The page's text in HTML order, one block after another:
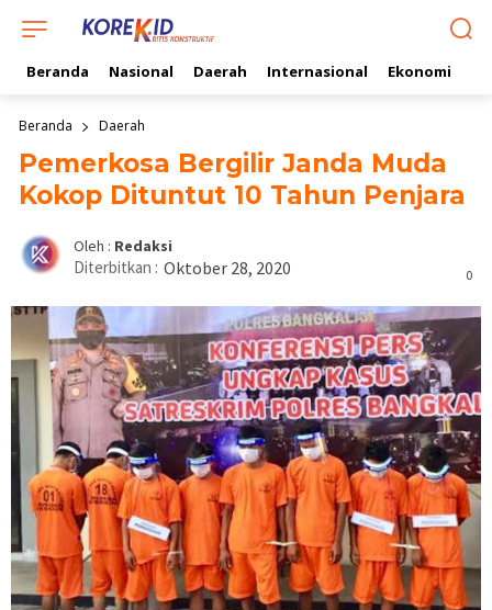
Beranda Nasional Daerah Internasional Ekonomi
Beranda Daerah
Pemerkosa Bergilir Janda Muda
Kokop Dituntut 10 Tahun Penjara
Oleh : Redaksi
0
Diterbitkan : Oktober 28, 2020